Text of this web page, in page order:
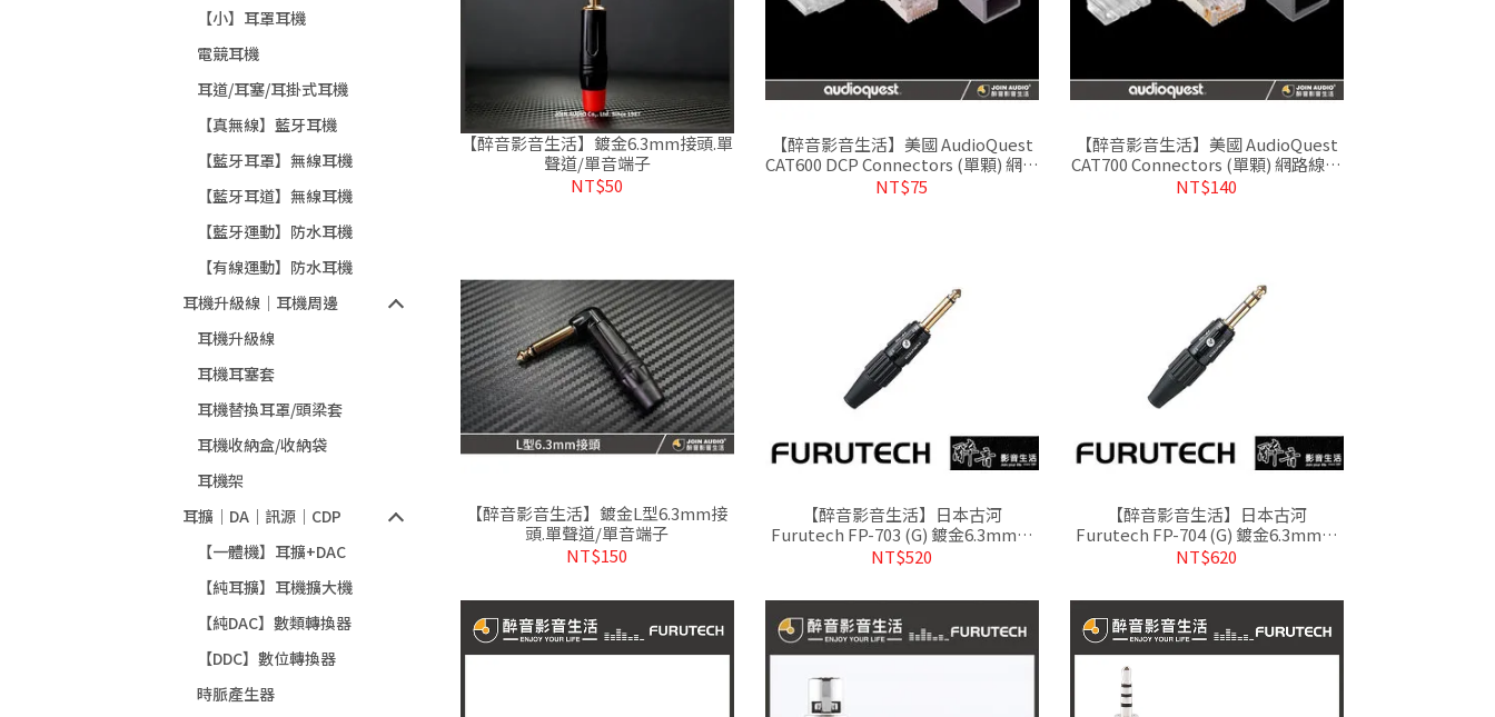
【小】耳罩耳機
電競耳機
耳道/耳塞/耳掛式耳機
【真無線】藍牙耳機
【藍牙耳罩】無線耳機
【藍牙耳道】無線耳機
【藍牙運動】防水耳機
【有線運動】防水耳機
耳機升級線｜耳機周邊
耳機升級線
耳機耳塞套
耳機替換耳罩/頭梁套
耳機收納盒/收納袋
耳機架
耳擴｜DA｜訊源｜CDP
【一體機】耳擴+DAC
【純耳擴】耳機擴大機
【純DAC】數類轉換器
【DDC】數位轉換器
時脈產生器
【醉音影音生活】鍍金6.3mm接頭.單
聲道/單音端子
NT$50
【醉音影音生活】美國 AudioQuest
CAT600 DCP Connectors (單顆) 網路
線接頭.公司貨
NT$75
【醉音影音生活】美國 AudioQuest
CAT700 Connectors (單顆) 網路線接
頭.公司貨
NT$140
【醉音影音生活】鍍金L型6.3mm接
頭.單聲道/單音端子
NT$150
【醉音影音生活】日本古河
Furutech FP-703 (G) 鍍金6.3mm麥
克風端子.原廠盒裝.公司貨
NT$520
【醉音影音生活】日本古河
Furutech FP-704 (G) 鍍金6.3mm麥
克風端子.原廠盒裝.公司貨
NT$620